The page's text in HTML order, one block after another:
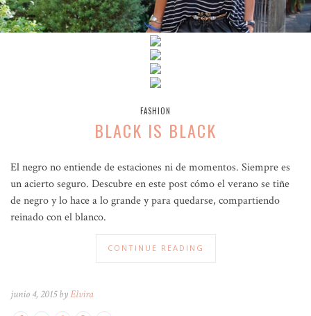
FASHION
BLACK IS BLACK
El negro no entiende de estaciones ni de momentos. Siempre es
un acierto seguro. Descubre en este post cómo el verano se tiñe
de negro y lo hace a lo grande y para quedarse, compartiendo
reinado con el blanco.
CONTINUE READING
junio 4, 2015 byElvira